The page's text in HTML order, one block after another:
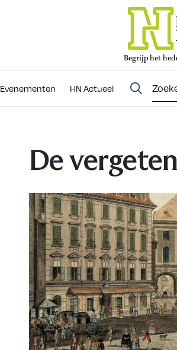
Begrijp het
Evenementen HN Actueel
Evenementen
De